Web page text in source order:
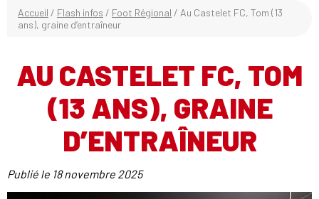
Accueil / Flash infos / Foot Régional / Au Castelet FC, Tom (13
ans), graine d’entraîneur
AU CASTELET FC, TOM
(13 ANS), GRAINE
D’ENTRAÎNEUR
Publié le 18 novembre 2025